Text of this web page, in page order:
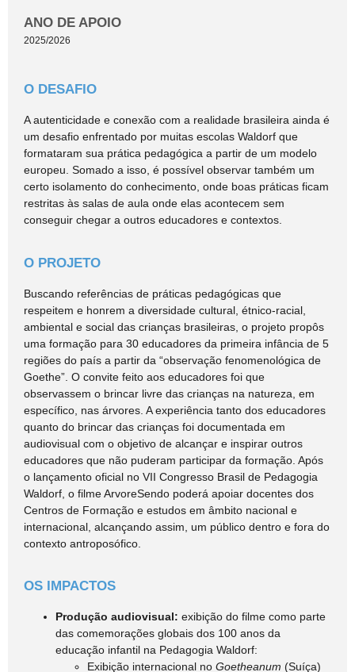
ANO DE APOIO
2025/2026
O DESAFIO
A autenticidade e conexão com a realidade brasileira ainda é
um desafio enfrentado por muitas escolas Waldorf que
formataram sua prática pedagógica a partir de um modelo
europeu. Somado a isso, é possível observar também um
certo isolamento do conhecimento, onde boas práticas ficam
restritas às salas de aula onde elas acontecem sem
conseguir chegar a outros educadores e contextos.
O PROJETO
Buscando referências de práticas pedagógicas que
respeitem e honrem a diversidade cultural, étnico-racial,
ambiental e social das crianças brasileiras, o projeto propôs
uma formação para 30 educadores da primeira infância de 5
regiões do país a partir da “observação fenomenológica de
Goethe”. O convite feito aos educadores foi que
observassem o brincar livre das crianças na natureza, em
específico, nas árvores. A experiência tanto dos educadores
quanto do brincar das crianças foi documentada em
audiovisual com o objetivo de alcançar e inspirar outros
educadores que não puderam participar da formação. Após
o lançamento oficial no VII Congresso Brasil de Pedagogia
Waldorf, o filme ArvoreSendo poderá apoiar docentes dos
Centros de Formação e estudos em âmbito nacional e
internacional, alcançando assim, um público dentro e fora do
contexto antroposófico.
OS IMPACTOS
Produção audiovisual: exibição do filme como parte
das comemorações globais dos 100 anos da
educação infantil na Pedagogia Waldorf:
Exibição internacional no Goetheanum (Suíça)